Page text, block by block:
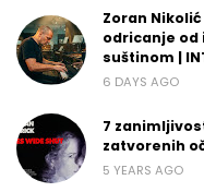
Zoran
odricanje od
suštinom |
6 DAYS AGO
7
zatvorenih
5 YEARS AGO